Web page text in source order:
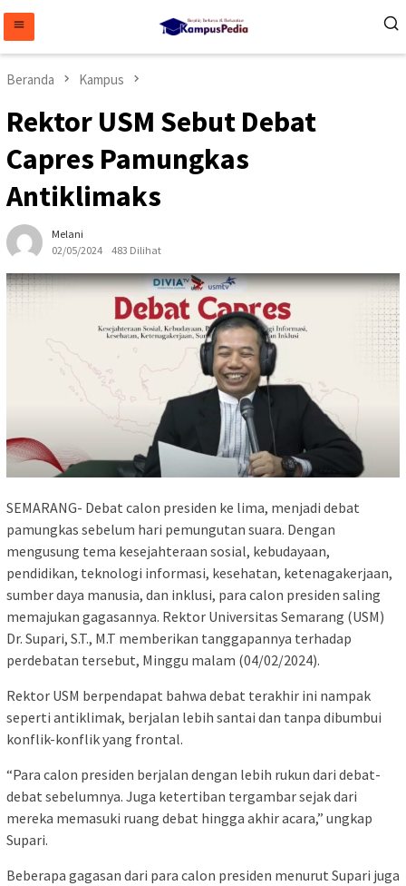
konten
Beranda Kampus
Rektor USM Sebut Debat
Capres Pamungkas
Antiklimaks
Melani
02/05/2024
483 Dilihat
SEMARANG- Debat calon presiden ke lima, menjadi debat
pamungkas sebelum hari pemungutan suara. Dengan
mengusung tema kesejahteraan sosial, kebudayaan,
pendidikan, teknologi informasi, kesehatan, ketenagakerjaan,
sumber daya manusia, dan inklusi, para calon presiden saling
memajukan gagasannya. Rektor Universitas Semarang (USM)
Dr. Supari, S.T., M.T memberikan tanggapannya terhadap
perdebatan tersebut, Minggu malam (04/02/2024).
Rektor USM berpendapat bahwa debat terakhir ini nampak
seperti antiklimak, berjalan lebih santai dan tanpa dibumbui
konflik-konflik yang frontal.
“Para calon presiden berjalan dengan lebih rukun dari debat-
debat sebelumnya. Juga ketertiban tergambar sejak dari
mereka memasuki ruang debat hingga akhir acara,” ungkap
Supari.
Beberapa gagasan dari para calon presiden menurut Supari juga